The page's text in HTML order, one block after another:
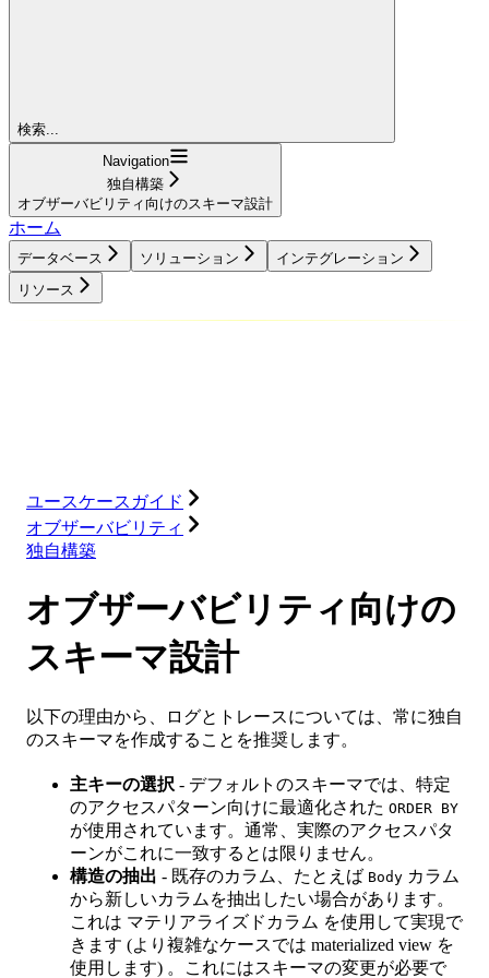
検索...
Navigation
独自構築
オブザーバビリティ向けのスキーマ設計
ホーム
データベース ソリューション
インテグレーション
リソース
ユースケースガイド
オブザーバビリティ
独自構築
オブザーバビリティ向けの
スキーマ設計
以下の理由から、ログとトレースについては、常に独自
のスキーマを作成することを推奨します。
主キーの選択 - デフォルトのスキーマでは、特定
のアクセスパターン向けに最適化された ORDER BY
が使用されています。通常、実際のアクセスパタ
ーンがこれに一致するとは限りません。
構造の抽出 - 既存のカラム、たとえば Body カラム
から新しいカラムを抽出したい場合があります。
これは マテリアライズドカラム を使用して実現で
きます (より複雑なケースでは materialized view を
使用します) 。これにはスキーマの変更が必要で